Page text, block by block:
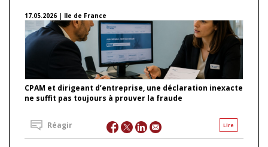
17.05.2026 | Ile de France
CPAM et dirigeant d’entreprise, une déclaration inexacte
ne suffit pas toujours à prouver la fraude
Lire
Réagir